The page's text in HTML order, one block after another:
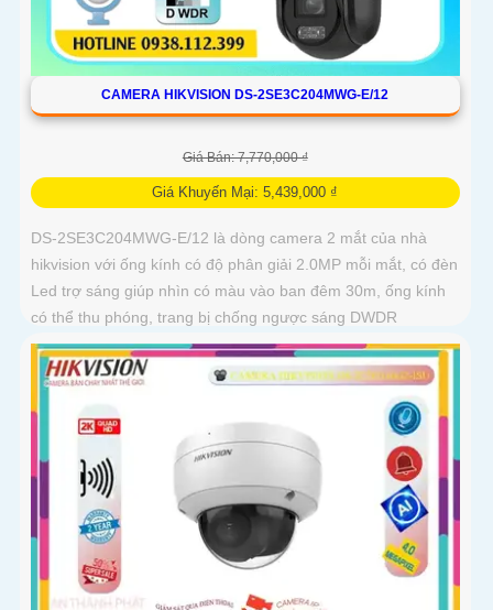
CAMERA HIKVISION DS-2SE3C204MWG-E/12
Giá Bán: 7,770,000 ₫
Giá Khuyến Mại: 5,439,000 ₫
DS-2SE3C204MWG-E/12 là dòng camera 2 mắt của nhà
hikvision với ống kính có độ phân giải 2.0MP mỗi mắt, có đèn
Led trợ sáng giúp nhìn có màu vào ban đêm 30m, ống kính
có thể thu phóng, trang bị chống ngược sáng DWDR